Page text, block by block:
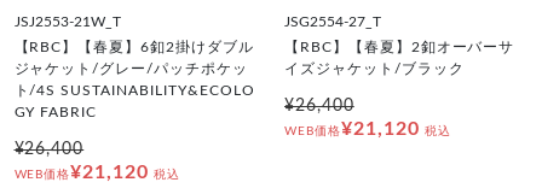
JSJ2553-21W_T
【RBC】【春夏】6釦2掛けダブル
ジャケット/グレー/パッチポケッ
ト/4S SUSTAINABILITY&ECOLO
GY FABRIC
¥26,400
WEB価格¥21,120 税込
JSG2554-27_T
【RBC】【春夏】2釦オーバーサ
イズジャケット/ブラック
¥26,400
WEB価格¥21,120 税込